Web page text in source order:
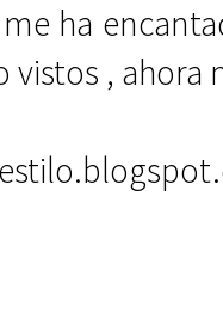
ha
vistos ,